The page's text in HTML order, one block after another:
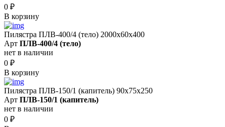
0 ₽
В корзину
Пилястра ПЛВ-400/4 (тело) 2000х60х400
Арт ПЛВ-400/4 (тело)
нет в наличии
0 ₽
В корзину
Пилястра ПЛВ-150/1 (капитель) 90х75х250
Арт ПЛВ-150/1 (капитель)
нет в наличии
0 ₽